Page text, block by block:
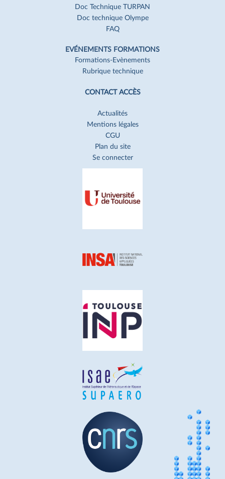
Doc Technique TURPAN
Doc technique Olympe
FAQ
EVÉNEMENTS FORMATIONS
Formations-Evènements
Rubrique technique
CONTACT ACCÈS
Actualités
Mentions légales
CGU
Plan du site
Se connecter